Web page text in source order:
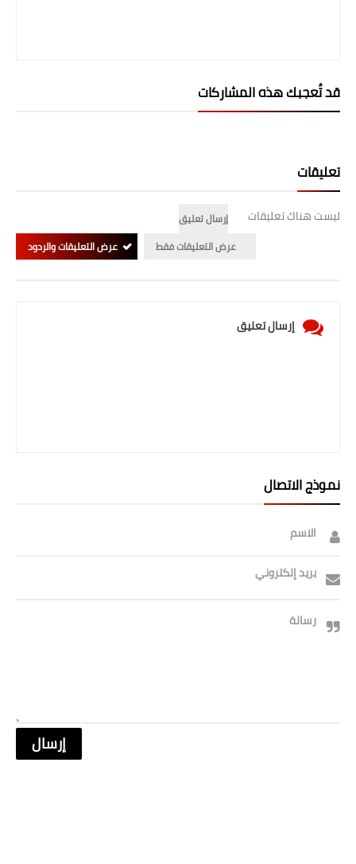
قد تُعجبك هذه المشاركات
تعليقات
ليست هناك تعليقات
إرسال تعليق
عرض التعليقات فقط
عرض التعليقات والردود
إرسال تعليق
نموذج الاتصال
الاسم
بريد إلكتروني
رسالة